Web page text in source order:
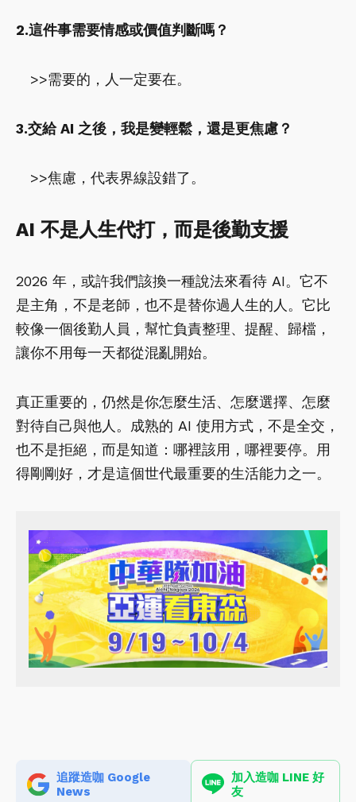
2.這件事需要情感或價值判斷嗎？
>>需要的，人一定要在。
3.交給 AI 之後，我是變輕鬆，還是更焦慮？
>>焦慮，代表界線設錯了。
AI 不是人生代打，而是後勤支援
2026 年，或許我們該換一種說法來看待 AI。它不
是主角，不是老師，也不是替你過人生的人。它比
較像一個後勤人員，幫忙負責整理、提醒、歸檔，
讓你不用每一天都從混亂開始。
真正重要的，仍然是你怎麼生活、怎麼選擇、怎麼
對待自己與他人。成熟的 AI 使用方式，不是全交，
也不是拒絕，而是知道：哪裡該用，哪裡要停。用
得剛剛好，才是這個世代最重要的生活能力之一。
追蹤造咖 Google
News
加入造咖 LINE 好
友